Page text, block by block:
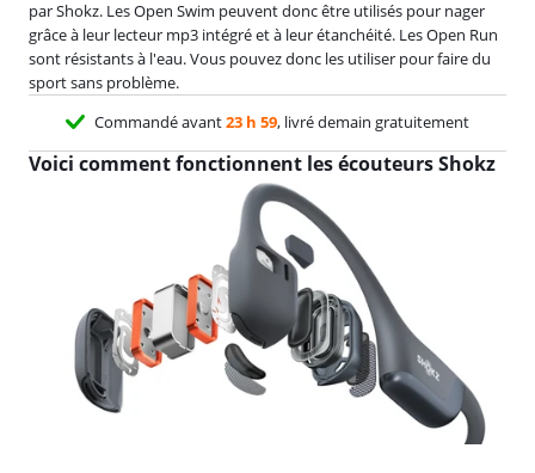
par Shokz. Les Open Swim peuvent donc être utilisés pour nager
grâce à leur lecteur mp3 intégré et à leur étanchéité. Les Open Run
sont résistants à l'eau. Vous pouvez donc les utiliser pour faire du
sport sans problème.
Commandé avant23 h 59, livré demain gratuitement
Voici comment fonctionnent les écouteurs Shokz